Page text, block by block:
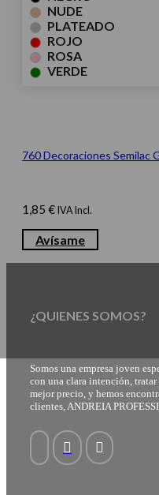
NUDE
PLATEADO
ROJO
ROSA
VERDE
760 Decoraciones Semilac
1,85 € IVA Incl.
Avísame
¿QUIENES SOMOS?
Somos una empresa joven
con una clara intención,
mejor precio, y hemos
clientes, ANDREIA